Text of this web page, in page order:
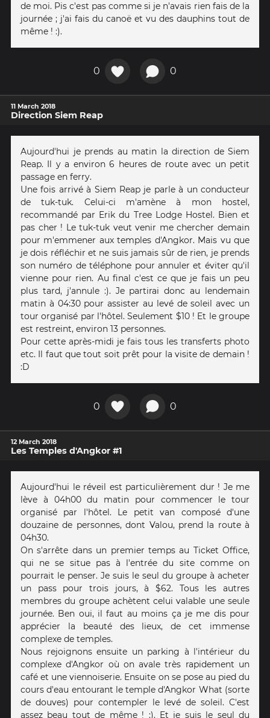
de moi. Pis c'est pas comme si je n'avais rien fais de la
journée ; j'ai fais du canoë et vu des dauphins tout de
même ! :).
0 0
11 March 2018
Direction Siem Reap
Aujourd'hui je prends au matin la direction de Siem
Reap. Il y a environ 6 heures de route avec un petit
passage en ferry.
Une fois arrivé à Siem Reap je parle à un conducteur
de tuk-tuk. Celui-ci m'amène à mon hostel,
recommandé par Erik du Tree Lodge Hostel. Bien et
pas cher ! Le tuk-tuk veut venir me chercher demain
pour m'emmener aux temples d'Angkor. Mais vu que
je dois réfléchir et ne suis jamais sûr de rien, je prends
son numéro de téléphone pour annuler et éviter qu'il
vienne pour rien. Au final c'est ce que je fais un peu
plus tard, j'annule :). Je partirai donc au lendemain
matin à 04:30 pour assister au levé de soleil avec un
tour organisé par l'hôtel. Seulement $10 ! Et le groupe
est restreint, environ 13 personnes.
Pour cette après-midi je fais tous les transferts photo
etc. Il faut que tout soit prêt pour la visite de demain !
:D
0 0
12 March 2018
Les Temples d'Angkor #1
Aujourd'hui le réveil est particulièrement dur ! Je me
lève à 04h00 du matin pour commencer le tour
organisé par l'hôtel. Le petit van composé d'une
douzaine de personnes, dont Valou, prend la route à
04h30.
On s'arrête dans un premier temps au Ticket Office,
qui ne se situe pas à l'entrée du site comme on
pourrait le penser. Je suis le seul du groupe à acheter
un pass pour trois jours, à $62. Tous les autres
membres du groupe achètent celui valable une seule
journée. Ben oui, il faut au moins ça je me dis pour
apprécier la beauté des lieux, de cet immense
complexe de temples.
Nous rejoignons ensuite un parking à l'intérieur du
complexe d'Angkor où on avale très rapidement un
café et une viennoiserie. Ensuite on se pose au pied du
cours d'eau entourant le temple d'Angkor What (sorte
de douves) pour contempler le levé de soleil. C'est
assez beau tout de même ! :). Et je suis le seul du